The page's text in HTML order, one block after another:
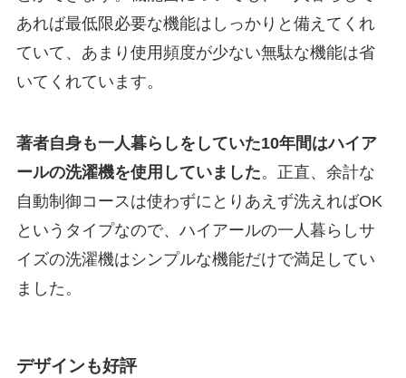
あれば最低限必要な機能はしっかりと備えてくれ
ていて、あまり使用頻度が少ない無駄な機能は省
いてくれています。
著者自身も一人暮らしをしていた10年間はハイア
ールの洗濯機を使用していました。正直、余計な
自動制御コースは使わずにとりあえず洗えればOK
というタイプなので、ハイアールの一人暮らしサ
イズの洗濯機はシンプルな機能だけで満足してい
ました。
デザインも好評